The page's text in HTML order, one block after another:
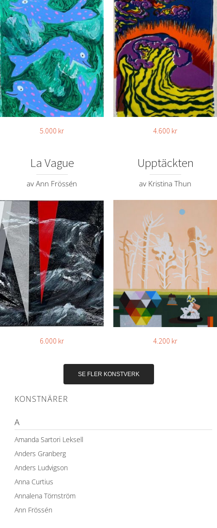
5.000 kr 4.600 kr
La Vague
av Ann Frössén
6.000 kr
Upptäckten
av Kristina Thun
4.200 kr
SE FLER KONSTVERK
KONSTNÄRER
A
Amanda Sartori Leksell
Anders Granberg
Anders Ludvigson
Anna Curtius
Annalena Törnström
Ann Frössén